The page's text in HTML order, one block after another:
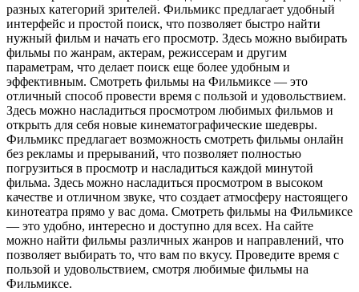
разных категорий зрителей. Фильмикс предлагает удобный
интерфейс и простой поиск, что позволяет быстро найти
нужный фильм и начать его просмотр. Здесь можно выбирать
фильмы по жанрам, актерам, режиссерам и другим
параметрам, что делает поиск еще более удобным и
эффективным. Смотреть фильмы на Фильмиксе — это
отличный способ провести время с пользой и удовольствием.
Здесь можно насладиться просмотром любимых фильмов и
открыть для себя новые кинематографические шедевры.
Фильмикс предлагает возможность смотреть фильмы онлайн
без рекламы и прерываний, что позволяет полностью
погрузиться в просмотр и насладиться каждой минутой
фильма. Здесь можно насладиться просмотром в высоком
качестве и отличном звуке, что создает атмосферу настоящего
кинотеатра прямо у вас дома. Смотреть фильмы на Фильмиксе
— это удобно, интересно и доступно для всех. На сайте
можно найти фильмы различных жанров и направлений, что
позволяет выбирать то, что вам по вкусу. Проведите время с
пользой и удовольствием, смотря любимые фильмы на
Фильмиксе.